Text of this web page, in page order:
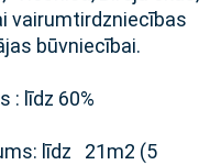
vairumtirdzniecības
būvniecībai.
: līdz 60%
līdz 21m2 (5